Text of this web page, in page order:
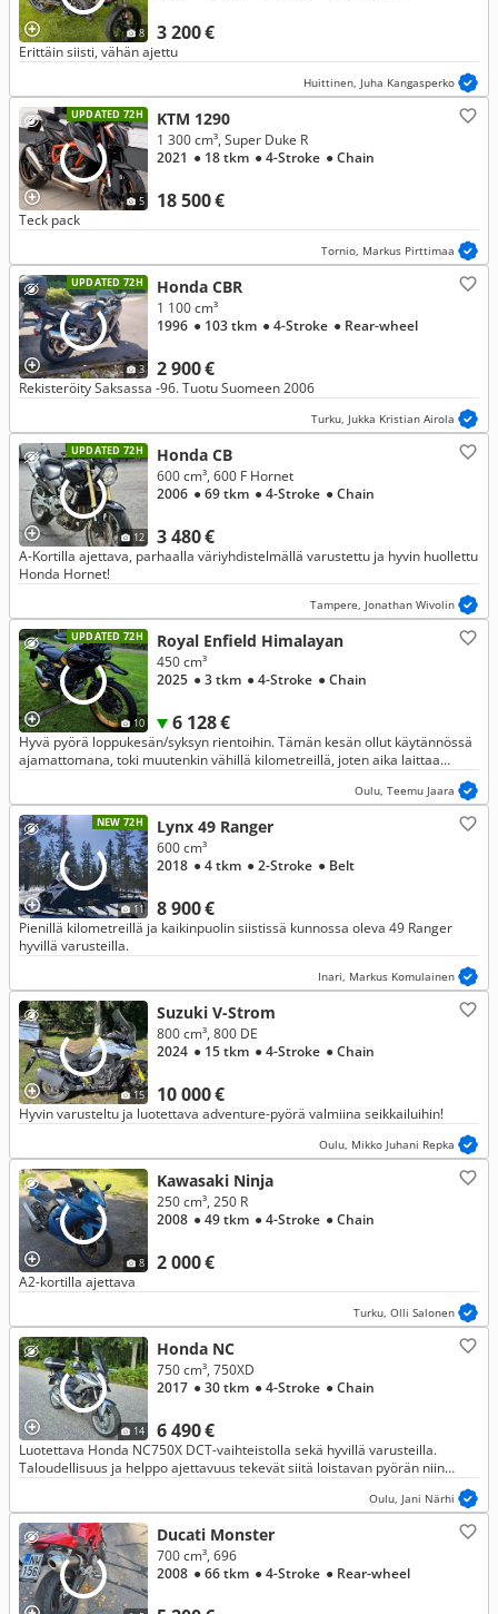
8 3 200 €
Erittäin siisti, vähän ajettu
Huittinen, Juha Kangasperko
UPDATED 72H
5
KTM 1290
18 500 €
1 300 cm³, Super Duke R
2021 ● 18 tkm ● 4-Stroke ● Chain
Teck pack
Tornio, Markus Pirttimaa
UPDATED 72H
3
Honda CBR
2 900 €
1 100 cm³
1996 ● 103 tkm ● 4-Stroke ● Rear-wheel
Rekisteröity Saksassa -96. Tuotu Suomeen 2006
Turku, Jukka Kristian Airola
UPDATED 72H
12
Honda CB
3 480 €
600 cm³, 600 F Hornet
2006 ● 69 tkm ● 4-Stroke ● Chain
A-Kortilla ajettava, parhaalla väriyhdistelmällä varustettu ja hyvin huollettu
Honda Hornet!
Tampere, Jonathan Wivolin
UPDATED 72H
10
Royal Enfield Himalayan
6 128 €
450 cm³
2025 ● 3 tkm ● 4-Stroke ● Chain
Hyvä pyörä loppukesän/syksyn rientoihin. Tämän kesän ollut käytännössä
ajamattomana, toki muutenkin vähillä kilometreillä, joten aika laittaa
Oulu, Teemu Jaara
NEW 72H
11
Lynx 49 Ranger
8 900 €
600 cm³
2018 ● 4 tkm ● 2-Stroke ● Belt
Pienillä kilometreillä ja kaikinpuolin siistissä kunnossa oleva 49 Ranger
hyvillä varusteilla.
Inari, Markus Komulainen
15
Suzuki V-Strom
10 000 €
800 cm³, 800 DE
2024 ● 15 tkm ● 4-Stroke ● Chain
Hyvin varusteltu ja luotettava adventure-pyörä valmiina seikkailuihin!
Oulu, Mikko Juhani Repka
8
Kawasaki Ninja
2 000 €
250 cm³, 250 R
2008 ● 49 tkm ● 4-Stroke ● Chain
A2-kortilla ajettava
Turku, Olli Salonen
14
Honda NC
6 490 €
750 cm³, 750XD
2017 ● 30 tkm ● 4-Stroke ● Chain
Luotettava Honda NC750X DCT-vaihteistolla sekä hyvillä varusteilla.
Taloudellisuus ja helppo ajettavuus tekevät siitä loistavan pyörän niin
Oulu, Jani Närhi
Ducati Monster
700 cm³, 696
2008 ● 66 tkm ● 4-Stroke ● Rear-wheel